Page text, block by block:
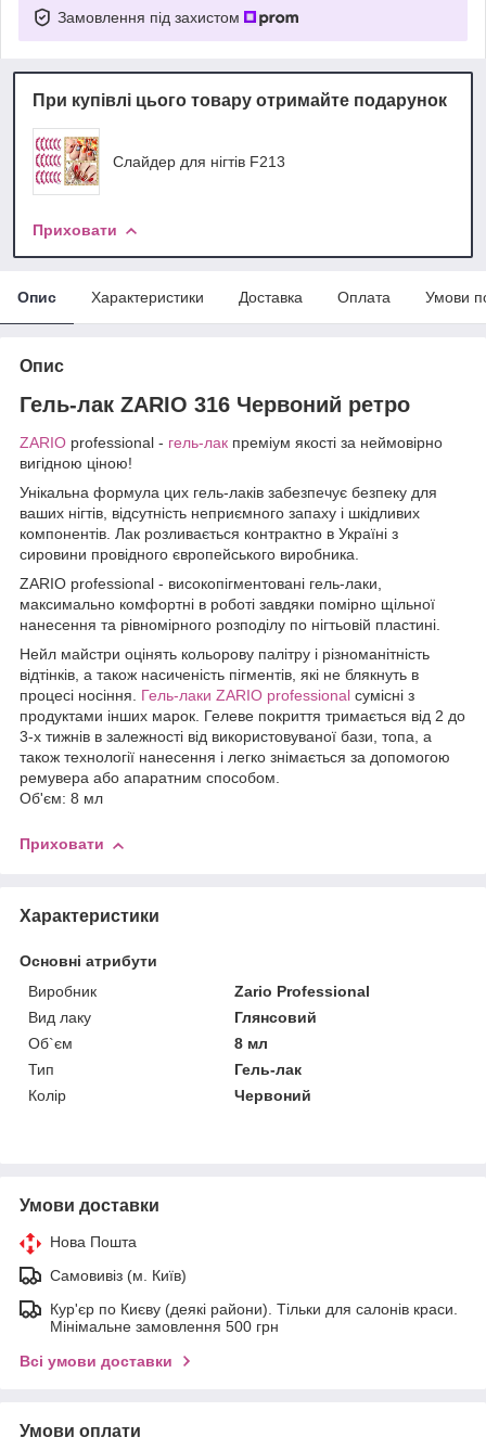
Замовлення під захистом
При купівлі цього товару отримайте подарунок
Слайдер для нігтів F213
Приховати
Опис Характеристики Доставка Оплата Умови
Опис
Гель-лак ZARIO 316 Червоний ретро
ZARIO professional - гель-лак преміум якості за неймовірно
вигідною ціною!
Унікальна формула цих гель-лаків забезпечує безпеку для
ваших нігтів, відсутність неприємного запаху і шкідливих
компонентів. Лак розливається контрактно в Україні з
сировини провідного європейського виробника.
ZARIO professional - високопігментовані гель-лаки,
максимально комфортні в роботі завдяки помірно щільної
нанесення та рівномірного розподілу по нігтьовій пластині.
Нейл майстри оцінять кольорову палітру і різноманітність
відтінків, а також насиченість пігментів, які не блякнуть в
процесі носіння. Гель-лаки ZARIO professional сумісні з
продуктами інших марок. Гелеве покриття тримається від 2 до
3-х тижнів в залежності від використовуваної бази, топа, а
також технології нанесення і легко знімається за допомогою
ремувера або апаратним способом.
Об'єм: 8 мл
Приховати
Характеристики
Основні атрибути
Виробник
Zario Professional
Вид лаку
Глянсовий
Об`єм
8 мл
Тип
Гель-лак
Колір
Червоний
Умови доставки
Нова Пошта
Самовивіз (м. Київ)
Кур'єр по Києву (деякі райони). Тільки для салонів краси.
Мінімальне замовлення 500 грн
Всі умови доставки
Умови оплати